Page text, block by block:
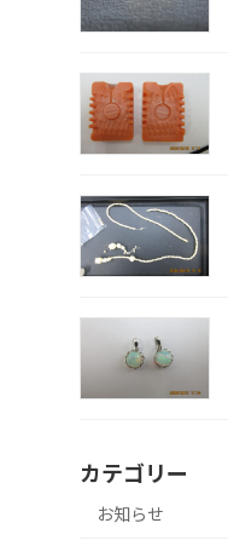
カテゴリー
お知らせ